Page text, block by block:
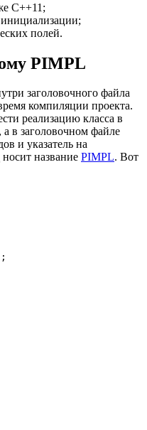
C++11;
инициализации;
полей.
PIMPL
заголовочного файла
компиляции проекта.
реализацию класса в
в заголовочном файле
и указатель на
название PIMPL. Вот